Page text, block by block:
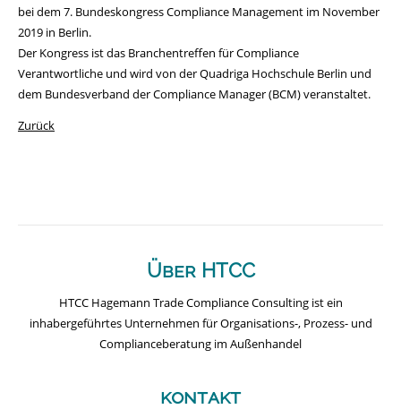
bei dem 7. Bundeskongress Compliance Management im November
2019 in Berlin.
Der Kongress ist das Branchentreffen für Compliance
Verantwortliche und wird von der Quadriga Hochschule Berlin und
dem Bundesverband der Compliance Manager (BCM) veranstaltet.
Zurück
Über HTCC
HTCC Hagemann Trade Compliance Consulting ist ein
inhabergeführtes Unternehmen für Organisations-, Prozess- und
Complianceberatung im Außenhandel
kontakt